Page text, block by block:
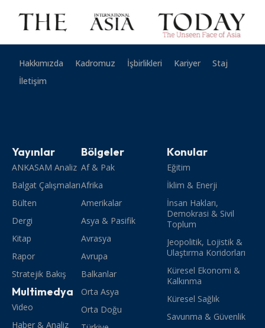
Hakkımızda Kadromuz İşbirlikleri Kariyer
Staj
İletişim
Yayınlar
ANKASAM Analiz
Balgat Çalışmaları
Bülten
Dergi
Kitap
Rapor
Stratejik Bakış
Multimedya
Video
Haber & Analiz
Bölgeler
Af & Pak
Afrika
Amerikalar
Asya & Pasifik
Avrasya
Avrupa
Balkanlar
Orta Asya
Orta Doğu
Konular
Eğitim
İklim & Enerji
İnsan Hakları,
Demokrasi & Sivil
Toplum
Jeopolitik, Lojistik &
Ulaştırma Koridorları
Küresel Ekonomi &
Kalkınma
Küresel Sağlık
Savunma & Güvenlik